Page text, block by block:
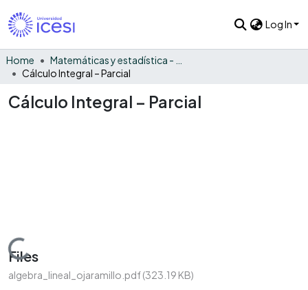
Log In
Home
Cálculo Integral – Parcial
Cálculo Integral – Parcial
Loading...
Files
algebra_lineal_ojaramillo.pdf(323.19 KB)